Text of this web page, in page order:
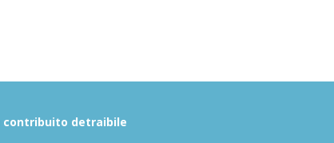
contribuito detraibile